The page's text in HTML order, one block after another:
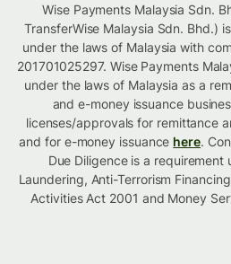
Wise Payments Malaysia Sdn.
TransferWise Malaysia Sdn. Bhd.)
under the laws of Malaysia with
201701025297. Wise Payments
under the laws of Malaysia as a
and e-money issuance
licenses/approvals for remittance
and for e-money issuance here.
Due Diligence is a requirement
Laundering, Anti-Terrorism
Activities Act 2001 and Money